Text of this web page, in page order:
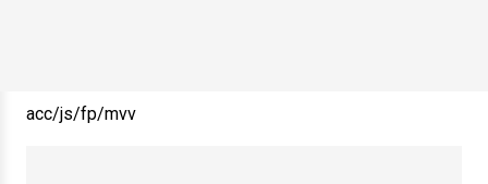
acc/js/fp/mvv